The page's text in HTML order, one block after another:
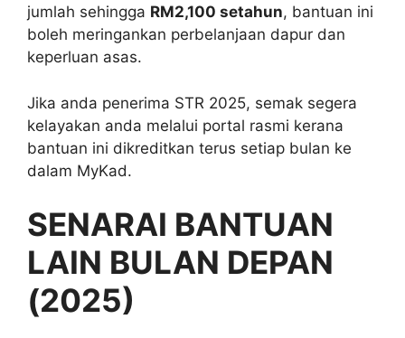
jumlah sehingga RM2,100 setahun, bantuan ini
boleh meringankan perbelanjaan dapur dan
keperluan asas.
Jika anda penerima STR 2025, semak segera
kelayakan anda melalui portal rasmi kerana
bantuan ini dikreditkan terus setiap bulan ke
dalam MyKad.
SENARAI BANTUAN
LAIN BULAN DEPAN
(2025)